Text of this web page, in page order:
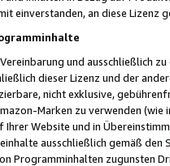
einverstanden, an diese Lizenz
und ausschließlich
dieser Lizenz und der
nicht exklusive,
Marken zu verwenden
Website und in
ausschließlich gemäß
Programminhalten zugunsten